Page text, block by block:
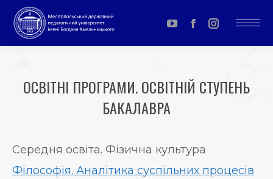
YouTube
page
in
Facebook
page
in
Instagram
page
in
ОСВІТНІ ПРОГРАМИ. ОСВІТНІЙ СТУПЕНЬ
БАКАЛАВРА
Середня освіта. Фізична культура
Філософія. Аналітика суспільних процесів